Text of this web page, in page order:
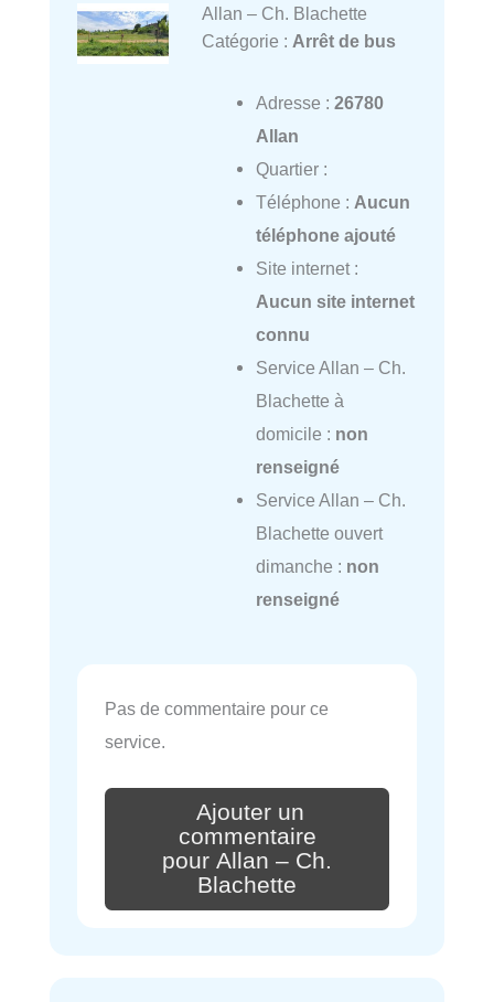
Allan – Ch. Blachette
Catégorie : Arrêt de bus
Adresse : 26780
Allan
Quartier :
Téléphone : Aucun
téléphone ajouté
Site internet :
Aucun site internet
connu
Service Allan – Ch.
Blachette à
domicile : non
renseigné
Service Allan – Ch.
Blachette ouvert
dimanche : non
renseigné
Pas de commentaire pour ce
service.
Ajouter un
commentaire
pour Allan – Ch.
Blachette